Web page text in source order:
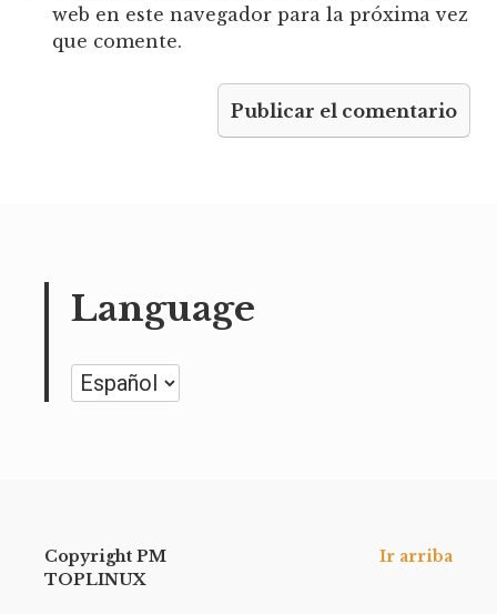
web en este navegador para la próxima vez
que comente.
Language
Language
Copyright PM
TOPLINUX
Ir arriba